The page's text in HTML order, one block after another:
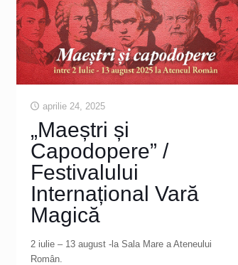
aprilie 24, 2025
„Maeștri și
Capodopere” /
Festivalului
Internațional Vară
Magică
2 iulie – 13 august -la Sala Mare a Ateneului
Român.